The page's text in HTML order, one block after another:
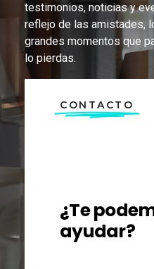
testimonios, noticias y
reflejo de las amistades,
grandes momentos que
lo pierdas.
CONTACTO
¿Te
ayudar?